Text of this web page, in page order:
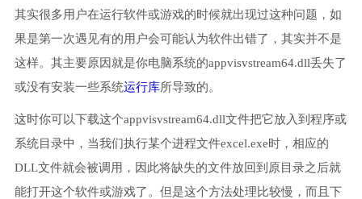
其实很多用户在运行软件或游戏的时候就出现过这种问题，如
果是第一次遇见有的用户会可能认为软件出错了，其实并不是
这样。其主要原因就是你电脑系统的appvisvstream64.dll丢失了
或没有安装一些系统运行库所导致的。
这时你可以下载这个appvisvstream64.dll文件把它放入到程序或
系统目录中，当我们执行某个进程文件excel.exe时，相应的
DLL文件就会被调用，因此将缺失的文件放回到原目录之后就
能打开这个软件或游戏了。但是这个方法处理比较慢，而且下